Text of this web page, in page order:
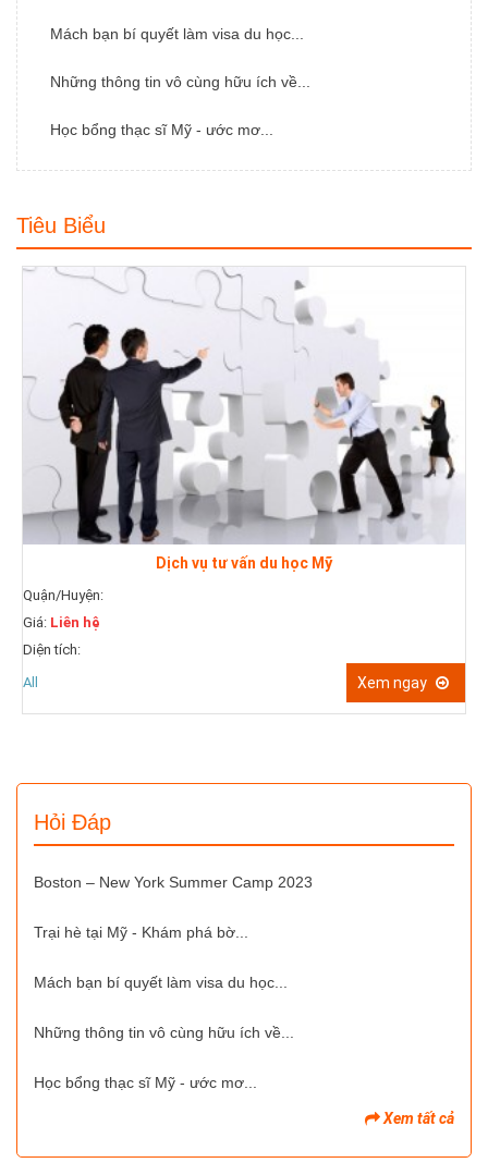
Mách bạn bí quyết làm visa du học...
Những thông tin vô cùng hữu ích về...
Học bổng thạc sĩ Mỹ - ước mơ...
Tiêu Biểu
Dịch vụ tư vấn du học Mỹ
Quận/Huyện:
Giá: Liên hệ
Diện tích:
All
Xem ngay
Hỏi Đáp
Boston – New York Summer Camp 2023
Trại hè tại Mỹ - Khám phá bờ...
Mách bạn bí quyết làm visa du học...
Những thông tin vô cùng hữu ích về...
Học bổng thạc sĩ Mỹ - ước mơ...
Xem tất cả